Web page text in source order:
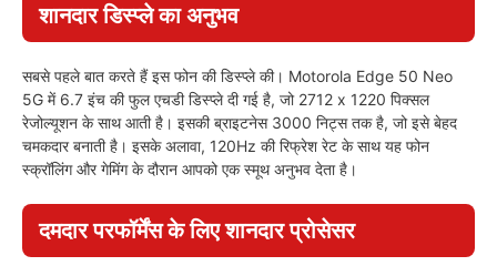
शानदार डिस्प्ले का अनुभव
सबसे पहले बात करते हैं इस फोन की डिस्प्ले की। Motorola Edge 50 Neo
5G में 6.7 इंच की फुल एचडी डिस्प्ले दी गई है, जो 2712 x 1220 पिक्सल
रेजोल्यूशन के साथ आती है। इसकी ब्राइटनेस 3000 निट्स तक है, जो इसे बेहद
चमकदार बनाती है। इसके अलावा, 120Hz की रिफ्रेश रेट के साथ यह फोन
स्क्रॉलिंग और गेमिंग के दौरान आपको एक स्मूथ अनुभव देता है।
दमदार परफॉर्मेंस के लिए शानदार प्रोसेसर